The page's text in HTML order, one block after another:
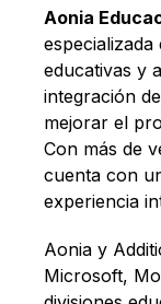
Aonia
educativas y
integración
mejorar el
Con más de
cuenta con
experiencia
Aonia y
Microsoft,